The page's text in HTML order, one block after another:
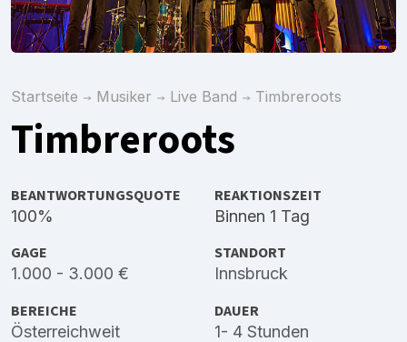
Startseite Musiker Live Band Timbreroots
Timbreroots
BEANTWORTUNGSQUOTE
100%
REAKTIONSZEIT
Binnen 1 Tag
GAGE
1.000 - 3.000 €
STANDORT
Innsbruck
BEREICHE
Österreichweit
DAUER
1- 4 Stunden